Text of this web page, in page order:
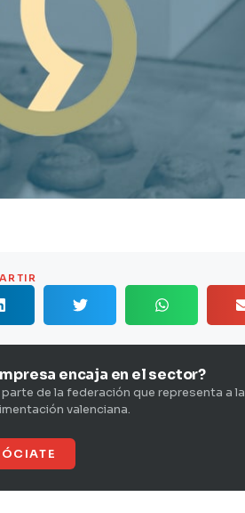
encaja en el sector?
parte de la federación que representa a la
valenciana.